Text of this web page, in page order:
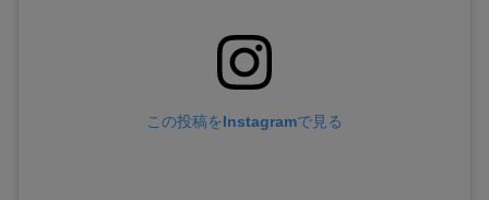
この投稿をInstagramで見る